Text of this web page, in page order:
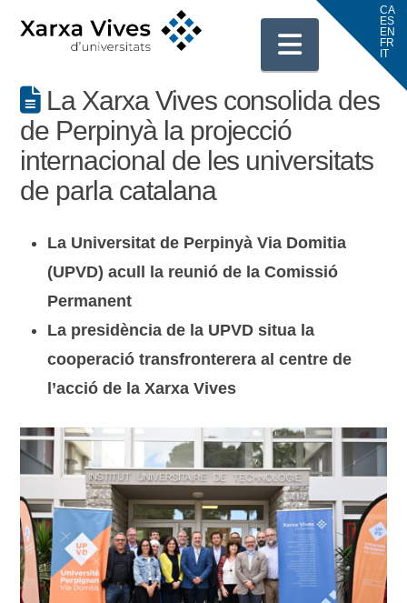
La Xarxa Vives consolida des
de Perpinyà la projecció
internacional de les universitats
de parla catalana
La Universitat de Perpinyà Via Domitia
(UPVD) acull la reunió de la Comissió
Permanent
La presidència de la UPVD situa la
cooperació transfronterera al centre de
l’acció de la Xarxa Vives